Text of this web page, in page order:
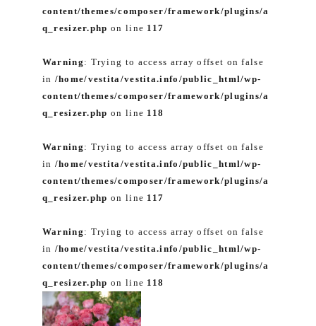
content/themes/composer/framework/plugins/a
q_resizer.php on line 117
Warning : Trying to access array offset on false
in /home/vestita/vestita.info/public_html/wp-
content/themes/composer/framework/plugins/a
q_resizer.php on line 118
Warning : Trying to access array offset on false
in /home/vestita/vestita.info/public_html/wp-
content/themes/composer/framework/plugins/a
q_resizer.php on line 117
Warning : Trying to access array offset on false
in /home/vestita/vestita.info/public_html/wp-
content/themes/composer/framework/plugins/a
q_resizer.php on line 118